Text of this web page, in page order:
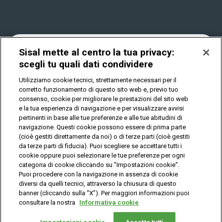
Vuoi giocare
Play Your Date
News
Cookies
Privacy
IL GIOCO È VIETATO AI MINORI E PUÒ CAUSARE
DIPENDENZA PATOLOGICA
© Copyright Sisal Italia S.p.A. - P.I. 02433760135
Privacy Cookies
Mappa
del
Sisal mette al centro la tua privacy:
scegli tu quali dati condividere
Utilizziamo cookie tecnici, strettamente necessari per il
corretto funzionamento di questo sito web e, previo tuo
consenso, cookie per migliorare le prestazioni del sito web
e la tua esperienza di navigazione e per visualizzare avvisi
pertinenti in base alle tue preferenze e alle tue abitudini di
navigazione. Questi cookie possono essere di prima parte
(cioè gestiti direttamente da noi) o di terze parti (cioè gestiti
da terze parti di fiducia). Puoi scegliere se accettare tutti i
cookie oppure puoi selezionare le tue preferenze per ogni
categoria di cookie cliccando su "Impostazioni cookie".
Puoi procedere con la navigazione in assenza di cookie
diversi da quelli tecnici, attraverso la chiusura di questo
banner (cliccando sulla “X”). Per maggiori informazioni puoi
consultare la nostra Informativa cookie